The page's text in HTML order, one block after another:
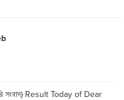
সংবাদ) Result Today of Dear